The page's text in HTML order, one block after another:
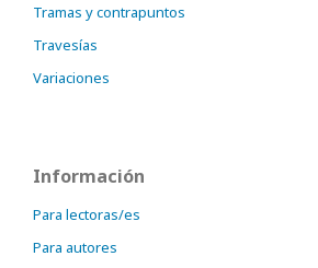
Tramas y contrapuntos
Travesías
Variaciones
Información
Para lectoras/es
Para autores